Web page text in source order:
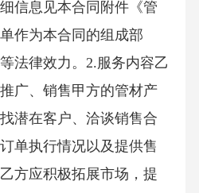
信息见本合同附件《管
作为本合同的组成部
法律效力。2.服务内容乙
广、销售甲方的管材产
潜在客户、洽谈销售合
单执行情况以及提供售
方应积极拓展市场，提